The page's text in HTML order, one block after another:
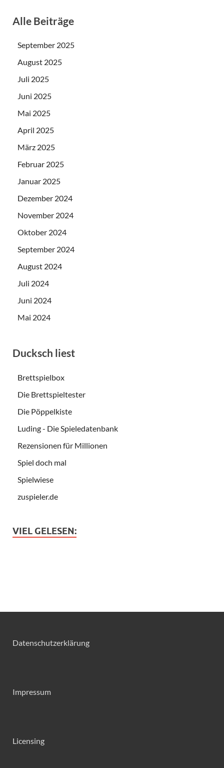
Alle Beiträge
September 2025
August 2025
Juli 2025
Juni 2025
Mai 2025
April 2025
März 2025
Februar 2025
Januar 2025
Dezember 2024
November 2024
Oktober 2024
September 2024
August 2024
Juli 2024
Juni 2024
Mai 2024
Ducksch liest
Brettspielbox
Die Brettspieltester
Die Pöppelkiste
Luding - Die Spieledatenbank
Rezensionen für Millionen
Spiel doch mal
Spielwiese
zuspieler.de
VIEL GELESEN:
Datenschutzerklärung
Impressum
Licensing